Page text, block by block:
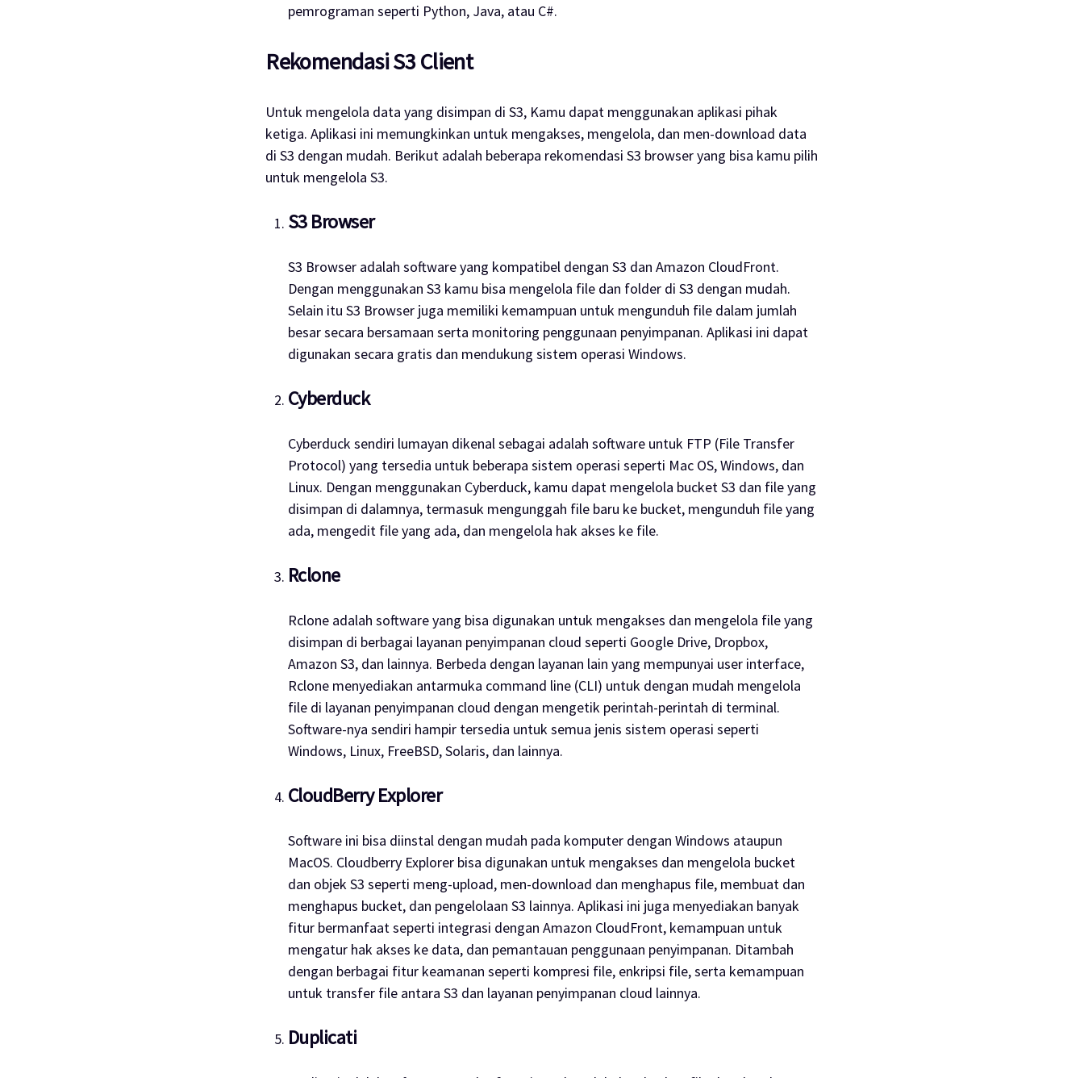
pemrograman seperti Python, Java, atau C#.
Rekomendasi S3 Client
Untuk mengelola data yang disimpan di S3, Kamu dapat menggunakan aplikasi pihak
ketiga. Aplikasi ini memungkinkan untuk mengakses, mengelola, dan men-download data
di S3 dengan mudah. Berikut adalah beberapa rekomendasi S3 browser yang bisa kamu pilih
untuk mengelola S3.
S3 Browser
S3 Browser adalah softwareyang kompatibel dengan S3 dan Amazon CloudFront.
Dengan menggunakan S3 kamu bisa mengelola file dan folder di S3 dengan mudah.
Selain itu S3 Browser juga memiliki kemampuan untuk mengunduh file dalam jumlah
besar secara bersamaan serta monitoring penggunaan penyimpanan. Aplikasi ini dapat
digunakan secara gratis dan mendukung sistem operasi Windows.
Cyberduck
Cyberduck sendiri lumayan dikenal sebagai adalah software untuk FTP (File Transfer
Protocol) yang tersedia untuk beberapa sistem operasi seperti Mac OS, Windows, dan
Linux. Dengan menggunakan Cyberduck, kamu dapat mengelola bucket S3 dan file yang
disimpan di dalamnya, termasuk mengunggah file baru ke bucket, mengunduh file yang
ada, mengedit file yang ada, dan mengelola hak akses ke file.
Rclone
Rclone adalah softwareyang bisa digunakan untuk mengakses dan mengelola file yang
disimpan di berbagai layanan penyimpanan cloud seperti Google Drive, Dropbox,
Amazon S3, dan lainnya. Berbeda dengan layanan lain yang mempunyai user interface,
Rclone menyediakan antarmuka command line (CLI) untuk dengan mudah mengelola
file di layanan penyimpanan cloud dengan mengetik perintah-perintah di terminal.
Software-nya sendiri hampir tersedia untuk semua jenis sistem operasi seperti
Windows, Linux, FreeBSD, Solaris, dan lainnya.
CloudBerry Explorer
Software ini bisa diinstal dengan mudah pada komputer dengan Windows ataupun
MacOS. Cloudberry Explorer bisa digunakan untuk mengakses dan mengelola bucket
dan objek S3 seperti meng-upload, men-download dan menghapus file, membuat dan
menghapus bucket, dan pengelolaan S3 lainnya. Aplikasi ini juga menyediakan banyak
fitur bermanfaat seperti integrasi dengan Amazon CloudFront, kemampuan untuk
mengatur hak akses ke data, dan pemantauan penggunaan penyimpanan. Ditambah
dengan berbagai fitur keamanan seperti kompresi file, enkripsi file, serta kemampuan
untuk transfer file antara S3 dan layanan penyimpanan cloud lainnya.
Duplicati